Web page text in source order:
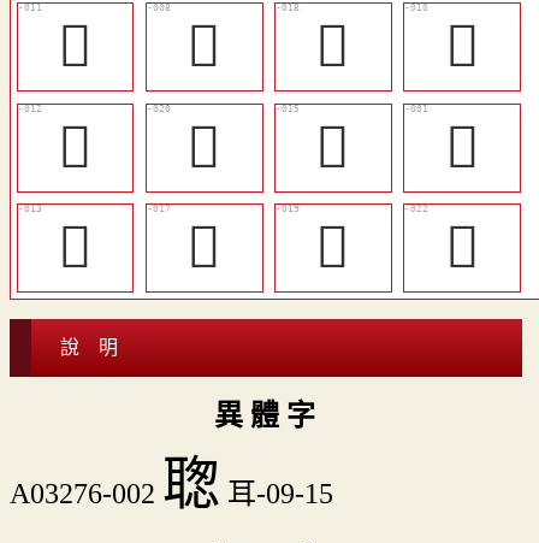
󴬑
󴬎 󴬗
󴬐
󴬒
󴬙 󴬕
󴬍
󴬓
󴬖 󴬘 󴬛
說 明
異 體 字
A03276-002 聦 耳-09-15